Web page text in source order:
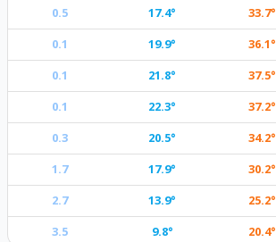
33.7°
17.4°
0.5
36.1°
19.9°
0.1
37.5°
21.8°
0.1
37.2°
22.3°
0.1
34.2°
20.5°
0.3
30.2°
17.9°
1.7
25.2°
13.9°
2.7
20.4°
9.8°
3.5